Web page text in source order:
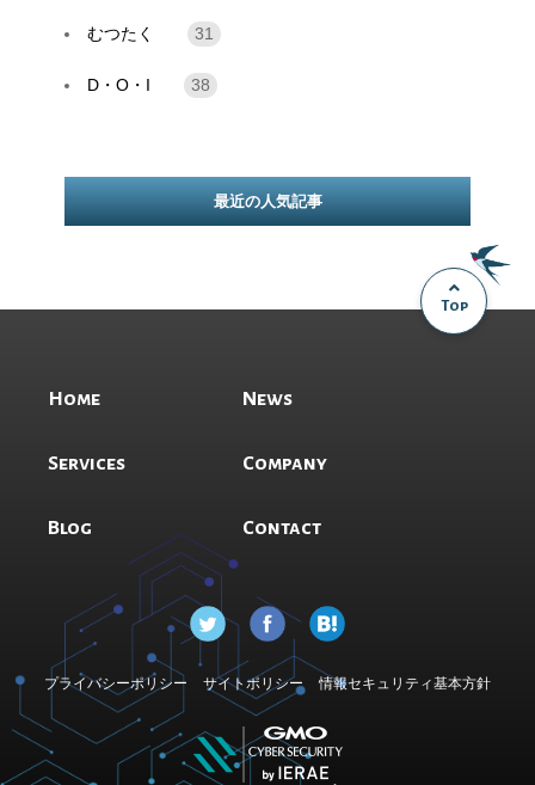
最近の人気記事
むつたく 31
D・O・I 38
Top
Home News
Services Company
Blog Contact
プライバシーポリシー サイトポリシー 情報セキュリティ基本方針